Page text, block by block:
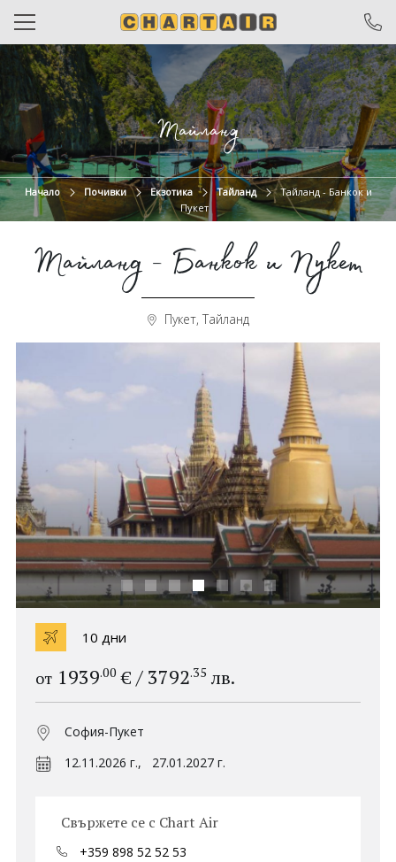
САМОЛЕТНИ БИЛЕТИ
ЧАРТЪРИ
ПОЧИВКИ
ЕКСКУРЗИИ
ОТ ВАРНА
КРУИЗИ
ОЩЕ
За нас
Общи условия
Политика за
Партньори
Контакти
0898 52 52 53 Запитване
ПОСЛЕДВАЙТЕ НИ
Тайланд
Начало Почивки Екзотика Тайланд
Тайланд - Банкок и
Пукет
Тайланд - Банкок и Пукет
Пукет, Тайланд
10 дни
от 1939.00 € / 3792.35 лв.
София-Пукет
12.11.2026 г., 27.01.2027 г.
Свържете се с Chart Air
+359 898 52 52 53